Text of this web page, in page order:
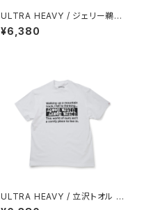
ULTRA HEAVY / ジェリー鵜飼
クラシカルライン TEE
¥6,380
ULTRA HEAVY / 立沢トオル T
EE